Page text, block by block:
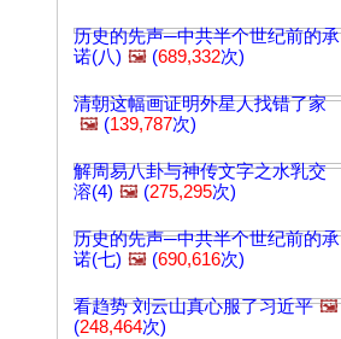
历史的先声─中共半个世纪前的承
诺(八) 🖼️ (689,332次)
清朝这幅画证明外星人找错了家
🖼️ (139,787次)
解周易八卦与神传文字之水乳交
溶(4) 🖼️ (275,295次)
历史的先声─中共半个世纪前的承
诺(七) 🖼️ (690,616次)
看趋势 刘云山真心服了习近平 🖼️
(248,464次)